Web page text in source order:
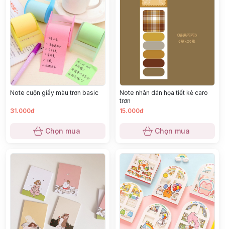
Note cuộn giấy màu trơn basic
31.000đ
Chọn mua
Note nhãn dán họa tiết kẻ caro
trơn
15.000đ
Chọn mua